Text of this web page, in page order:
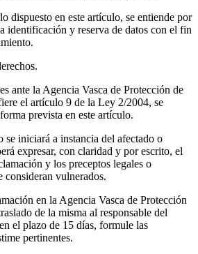
dispuesto en este artículo, se entiende por
identificación y reserva de datos con el fin
ante la Agencia Vasca de Protección de
el artículo 9 de la Ley 2/2004, se
prevista en este artículo.
se iniciará a instancia del afectado o
expresar, con claridad y por escrito, el
y los preceptos legales o
consideran vulnerados.
en la Agencia Vasca de Protección
de la misma al responsable del
el plazo de 15 días, formule las
pertinentes.